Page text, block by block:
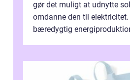
gør det muligt at udnytte
omdanne den til
bæredygtig